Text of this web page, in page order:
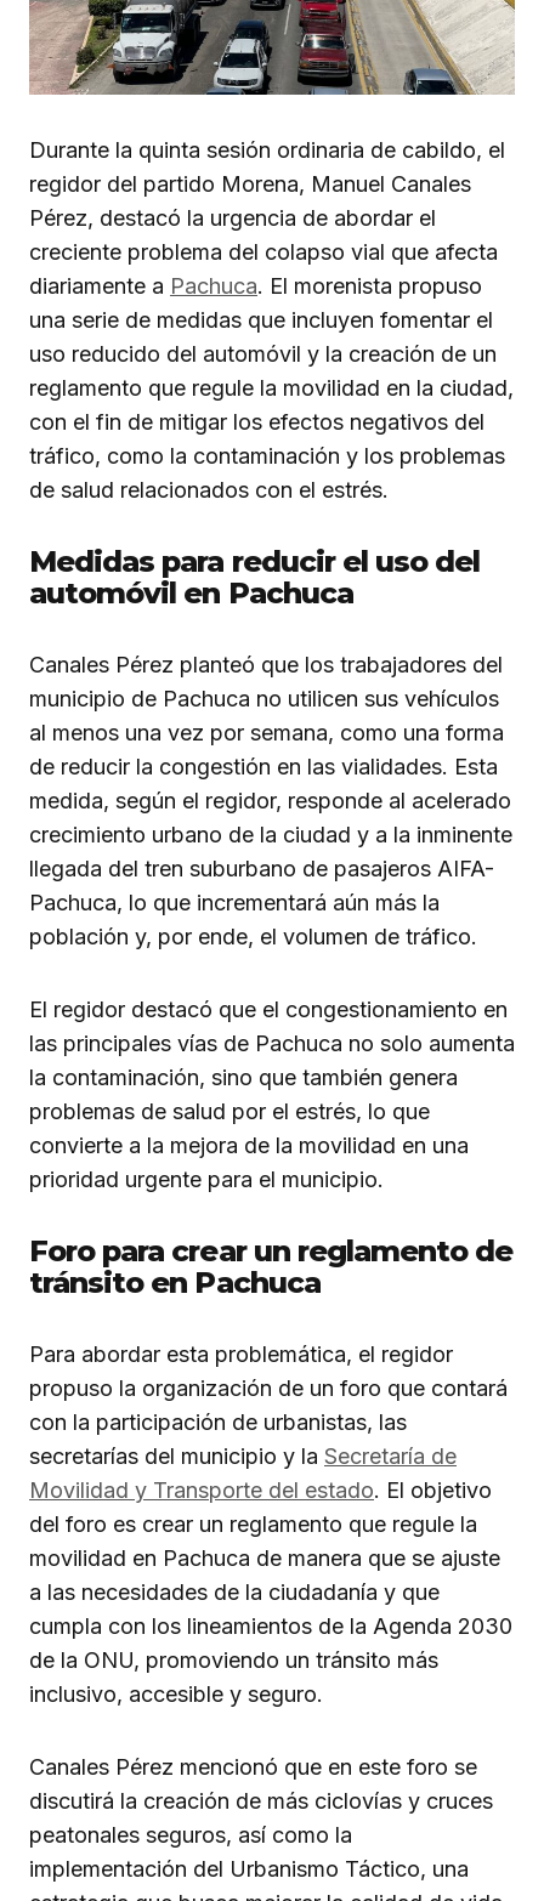
Durante la quinta sesión ordinaria de cabildo, el
regidor del partido Morena, Manuel Canales
Pérez, destacó la urgencia de abordar el
creciente problema del colapso vial que afecta
diariamente a Pachuca. El morenista propuso
una serie de medidas que incluyen fomentar el
uso reducido del automóvil y la creación de un
reglamento que regule la movilidad en la ciudad,
con el fin de mitigar los efectos negativos del
tráfico, como la contaminación y los problemas
de salud relacionados con el estrés.
Medidas para reducir el uso del
automóvil en Pachuca
Canales Pérez planteó que los trabajadores del
municipio de Pachuca no utilicen sus vehículos
al menos una vez por semana, como una forma
de reducir la congestión en las vialidades. Esta
medida, según el regidor, responde al acelerado
crecimiento urbano de la ciudad y a la inminente
llegada del tren suburbano de pasajeros AIFA-
Pachuca, lo que incrementará aún más la
población y, por ende, el volumen de tráfico.
El regidor destacó que el congestionamiento en
las principales vías de Pachuca no solo aumenta
la contaminación, sino que también genera
problemas de salud por el estrés, lo que
convierte a la mejora de la movilidad en una
prioridad urgente para el municipio.
Foro para crear un reglamento de
tránsito en Pachuca
Para abordar esta problemática, el regidor
propuso la organización de un foro que contará
con la participación de urbanistas, las
secretarías del municipio y la Secretaría de
Movilidad y Transporte del estado. El objetivo
del foro es crear un reglamento que regule la
movilidad en Pachuca de manera que se ajuste
a las necesidades de la ciudadanía y que
cumpla con los lineamientos de la Agenda 2030
de la ONU, promoviendo un tránsito más
inclusivo, accesible y seguro.
Canales Pérez mencionó que en este foro se
discutirá la creación de más ciclovías y cruces
peatonales seguros, así como la
implementación del Urbanismo Táctico, una